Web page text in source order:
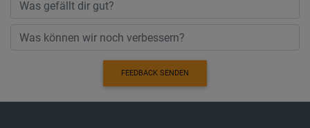
FEEDBACK SENDEN